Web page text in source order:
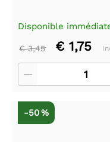
Disponible
€ 3,45 € 1,75
-50 %